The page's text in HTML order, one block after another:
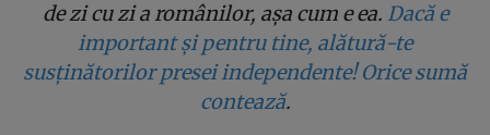
de zi cu zi a românilor, așa cum e ea. Dacă e
important și pentru tine, alătură-te
susținătorilor presei independente! Orice sumă
contează.